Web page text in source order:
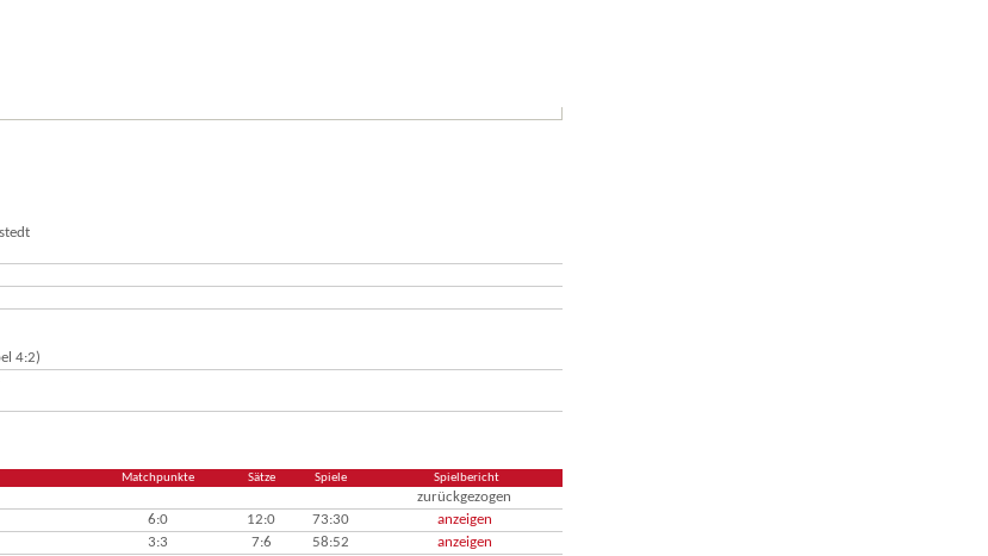
4:2)
Matchpunkte Sätze Spiele Spielbericht
zurückgezogen
6:0 12:0 73:30
anzeigen
3:3 7:6 58:52
anzeigen